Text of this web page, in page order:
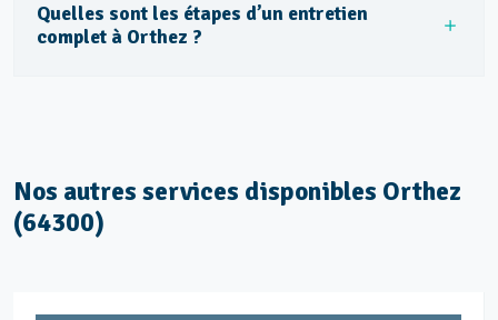
Quelles sont les étapes d’un entretien
complet à Orthez ?
Nos autres services disponibles Orthez
(64300)